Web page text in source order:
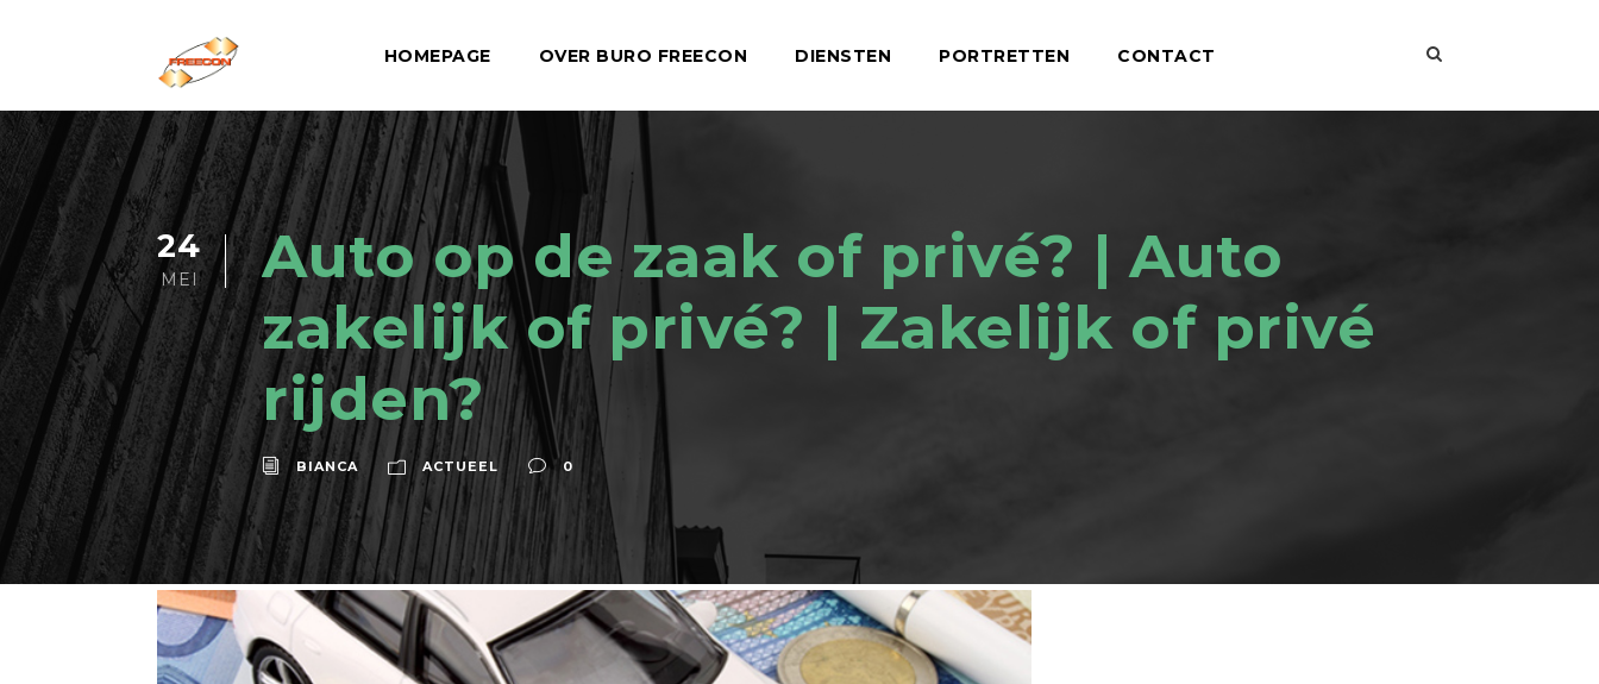
HOMEPAGE OVER BURO FREECON DIENSTEN PORTRETTEN CONTACT
24
MEI
Auto op de zaak of privé? | Auto
zakelijk of privé? | Zakelijk of privé
rijden?
BIANCA ACTUEEL 0